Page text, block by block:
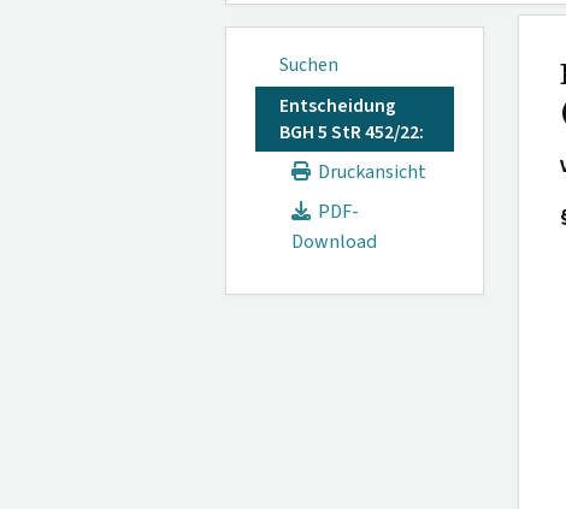
Suchen
Entscheidung
BGH 5 StR 452/22:
Druckansicht
PDF-
Download